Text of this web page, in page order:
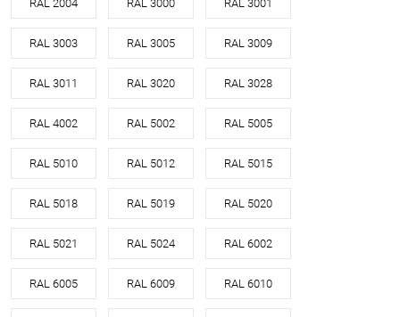
RAL 2004 RAL 3000 RAL 3001
RAL 3003 RAL 3005 RAL 3009
RAL 3011 RAL 3020 RAL 3028
RAL 4002 RAL 5002 RAL 5005
RAL 5010 RAL 5012 RAL 5015
RAL 5018 RAL 5019 RAL 5020
RAL 5021 RAL 5024 RAL 6002
RAL 6005 RAL 6009 RAL 6010